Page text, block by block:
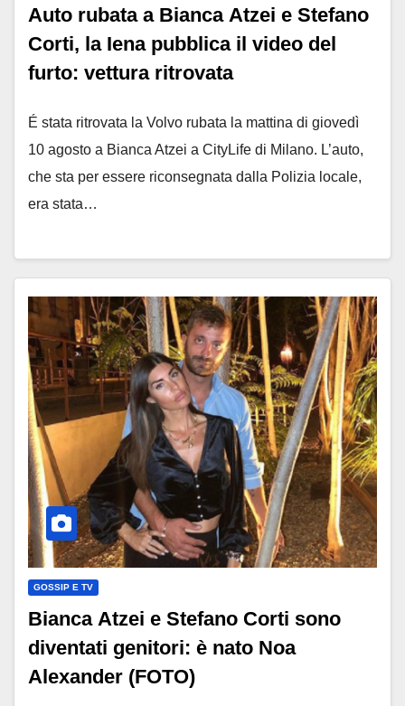
Auto rubata a Bianca Atzei e Stefano
Corti, la Iena pubblica il video del
furto: vettura ritrovata
É stata ritrovata la Volvo rubata la mattina di giovedì
10 agosto a Bianca Atzei a CityLife di Milano. L’auto,
che sta per essere riconsegnata dalla Polizia locale,
era stata…
GOSSIP E TV
Bianca Atzei e Stefano Corti sono
diventati genitori: è nato Noa
Alexander (FOTO)